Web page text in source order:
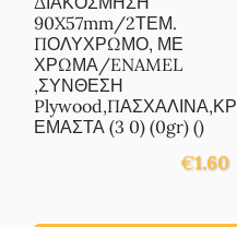
90X57mm/2ΤΕΜ.
ΠΟΛΥΧΡΩΜΟ, ΜΕ
ΧΡΩΜΑ/ENAMEL
,ΣΥΝΘΕΣΗ
Plywood,ΠΑΣΧΑΛΙΝΑ,ΚΡ
ΕΜΑΣΤΑ (3 0) (0gr) ()
€1.60